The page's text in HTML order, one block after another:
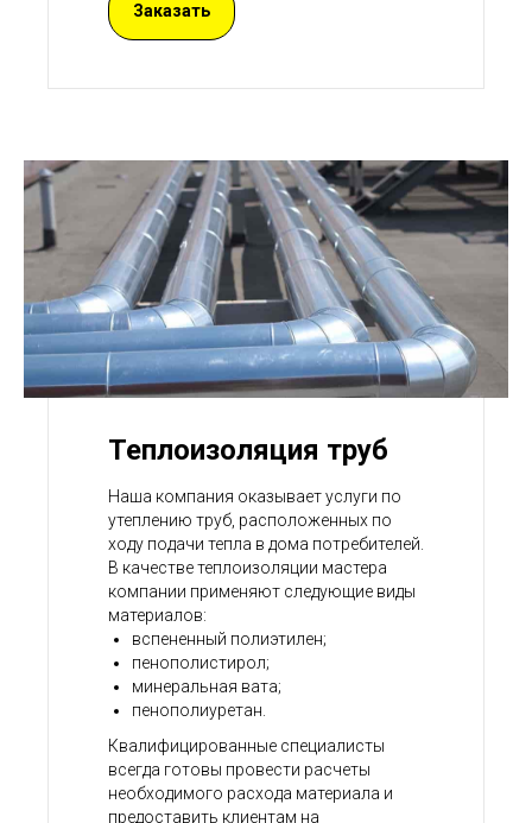
Заказать
Теплоизоляция труб
Наша компания оказывает услуги по
утеплению труб, расположенных по
ходу подачи тепла в дома потребителей.
В качестве теплоизоляции мастера
компании применяют следующие виды
материалов:
вспененный полиэтилен;
пенополистирол;
минеральная вата;
пенополиуретан.
Квалифицированные специалисты
всегда готовы провести расчеты
необходимого расхода материала и
предоставить клиентам на